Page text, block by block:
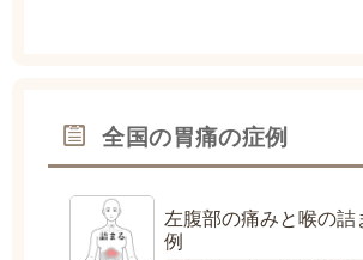
全国の胃痛の症例
左腹部の痛みと喉の詰
例